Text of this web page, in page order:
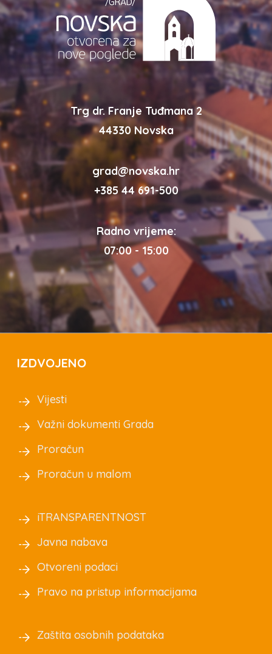
Trg dr. Franje Tuđmana 2
44330 Novska
grad@novska.hr
+385 44 691-500
Radno vrijeme:
07:00 - 15:00
IZDVOJENO
Vijesti
Važni dokumenti Grada
Proračun
Proračun u malom
iTRANSPARENTNOST
Javna nabava
Otvoreni podaci
Pravo na pristup informacijama
Zaštita osobnih podataka